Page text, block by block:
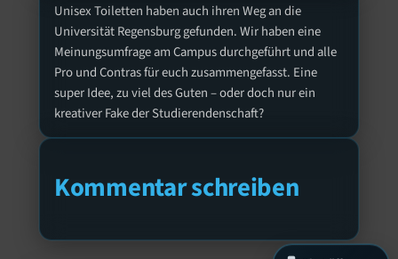
Unisex Toiletten haben auch ihren Weg an die
Universität Regensburg gefunden. Wir haben eine
Meinungsumfrage am Campus durchgeführt und alle
Pro und Contras für euch zusammengefasst. Eine
super Idee, zu viel des Guten – oder doch nur ein
kreativer Fake der Studierendenschaft?
Kommentar schreiben